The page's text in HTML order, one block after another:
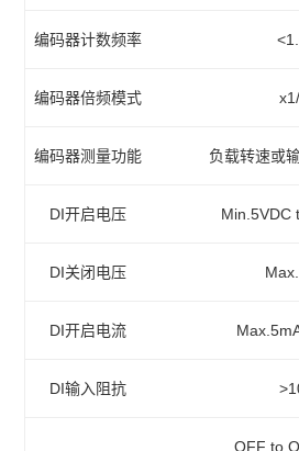
编码器计数频率
编码器倍频模式
编码器测量功能 负载转速或
DI开启电压 Min.5VDC
DI关闭电压
DI开启电流
DI输入阻抗
OFF to